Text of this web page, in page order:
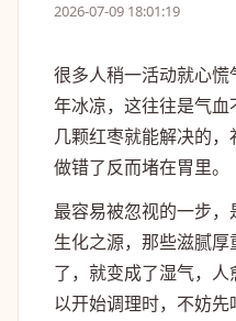
2026-07-09 18:01:19
很多人稍一活动就心
年冰凉，这往往是气
几颗红枣就能解决的，
做错了反而堵在胃里。
最容易被忽视的一步
生化之源，那些滋腻
了，就变成了湿气，
以开始调理时，不妨